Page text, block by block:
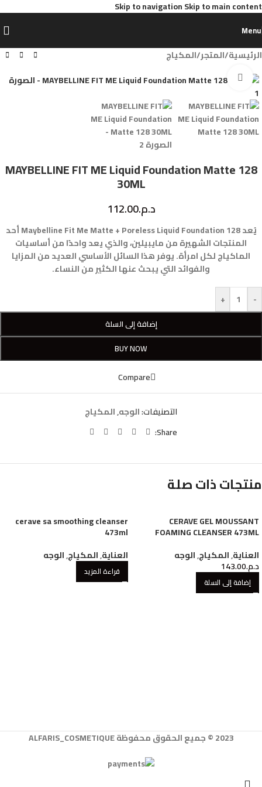
Skip to navigationSkip to main content
Menu
الرئيسية/المتجر/المكياج
Click to enlarge
MAYBELLINE FIT ME Liquid Foundation Matte 128
30ML
د.م.112.00
يُعد Maybelline Fit Me Matte + Poreless Liquid Foundation 128 أحد
المنتجات الشهيرة من مايبيلين، والذي يعد واحدًا من أساسيات
الماكياج لكل امرأة. يوفر هذا السائل الأساسي العديد من المزايا
والفوائد التي يبحث عنها الكثير من النساء.
-
+
إضافة إلى السلة
BUY NOW
Compare
التصنيفات:الوجه,المكياج
Share:
منتجات ذات صلة
CERAVE GEL MOUSSANT
FOAMING CLEANSER 473ML
العناية,المكياج,الوجه
د.م.143.00
إضافة إلى السلة
cerave sa smoothing cleanser
473ml
العناية,المكياج,الوجه
قراءة المزيد
2023 © جميع الحقوق محفوظة ALFARIS_COSMETIQUE